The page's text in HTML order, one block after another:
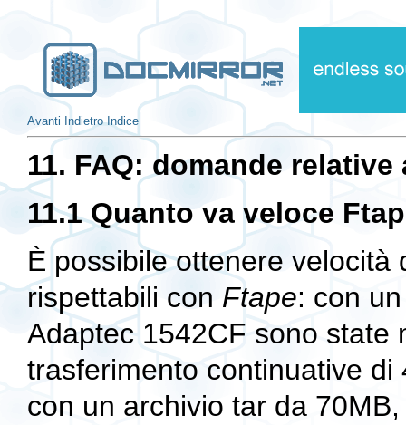
Avanti Indietro Indice
11. FAQ: domande
11.1 Quanto va veloce
È possibile ottenere
rispettabili con Ftape: con
Adaptec 1542CF sono state
trasferimento continuative
con un archivio tar da